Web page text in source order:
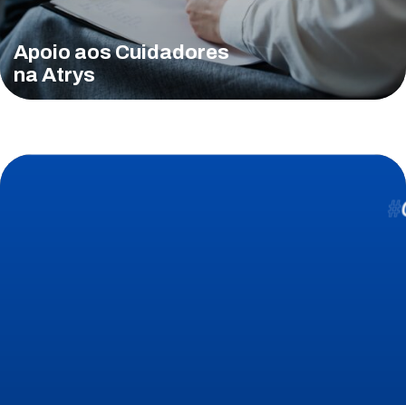
Apoio aos Cuidadores
na Atrys